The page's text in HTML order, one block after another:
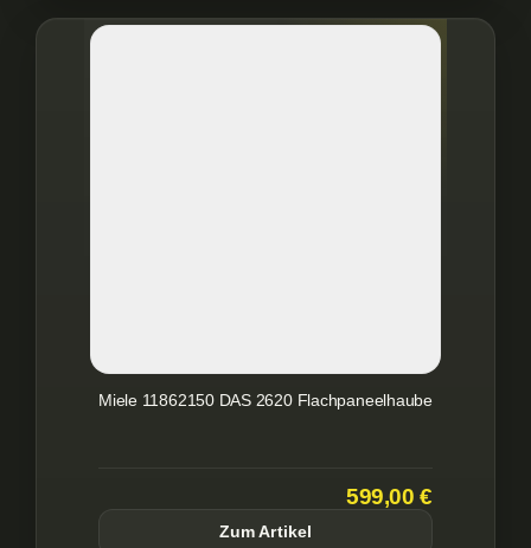
Miele 11862150 DAS 2620 Flachpaneelhaube
599,00 €
Zum Artikel